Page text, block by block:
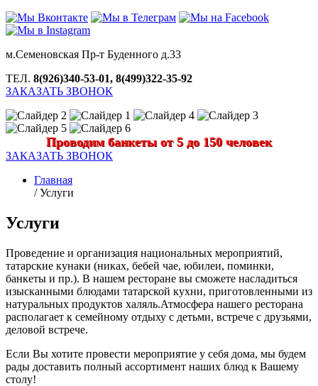
м.Семеновская Пр-т Буденного д.33
ТЕЛ. 8(926)340-53-01, 8(499)322-35-92
ЗАКАЗАТЬ ЗВОНОК
Проводим банкеты от 5 до 150 человек
ЗАКАЗАТЬ ЗВОНОК
Главная
/Услуги
Услуги
Проведение и организация национальных мероприятий,
татарские кунаки (никах, бебей чае, юбилеи, поминки,
банкеты и пр.). В нашем ресторане вы сможете насладиться
изысканными блюдами татарской кухни, приготовленными из
натуральных продуктов халяль.Атмосфера нашего ресторана
располагает к семейному отдыху с детьми, встрече с друзьями,
деловой встрече.
Если Вы хотите провести мероприятие у себя дома, мы будем
рады доставить полный ассортимент наших блюд к Вашему
столу!